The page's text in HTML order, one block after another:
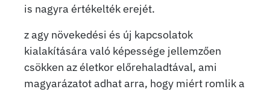
is nagyra értékelték erejét.
z agy növekedési és új kapcsolatok
kialakítására való képessége jellemzően
csökken az életkor előrehaladtával, ami
magyarázatot adhat arra, hogy miért romlik a